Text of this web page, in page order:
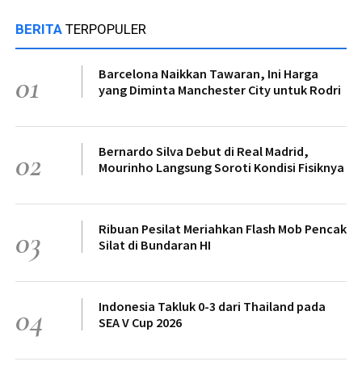
BERITA TERPOPULER
01
Barcelona Naikkan Tawaran, Ini Harga
yang Diminta Manchester City untuk Rodri
02
Bernardo Silva Debut di Real Madrid,
Mourinho Langsung Soroti Kondisi Fisiknya
03
Ribuan Pesilat Meriahkan Flash Mob Pencak
Silat di Bundaran HI
04
Indonesia Takluk 0-3 dari Thailand pada
SEA V Cup 2026